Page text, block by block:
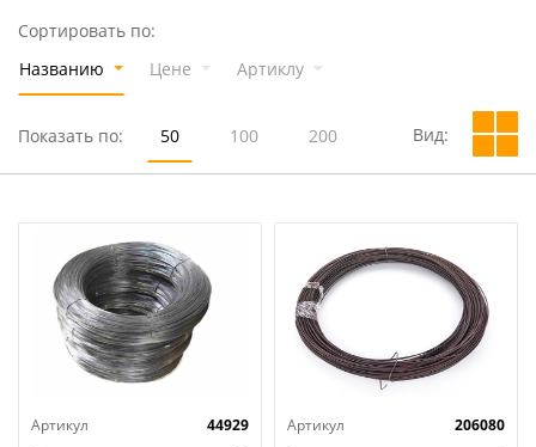
Сортировать по:
Названию
Цене Артиклу
Показать по: 50 100 200 Вид:
Артикул
44929
Артикул
206080